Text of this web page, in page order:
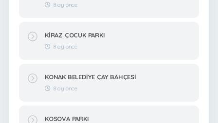
8 ay önce
KİRAZ ÇOCUK PARKI
8 ay önce
KONAK BELEDİYE ÇAY BAHÇESİ
8 ay önce
KOSOVA PARKI